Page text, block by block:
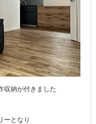
収納が付きました
ーとなり